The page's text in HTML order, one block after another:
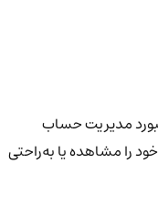
مدیریت حساب
را مشاهده یا به‌راحتی